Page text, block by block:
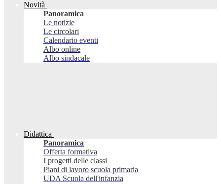
Novità
Panoramica
Le notizie
Le circolari
Calendario eventi
Albo online
Albo sindacale
Didattica
Panoramica
Offerta formativa
I progetti delle classi
Piani di lavoro scuola primaria
UDA Scuola dell'infanzia